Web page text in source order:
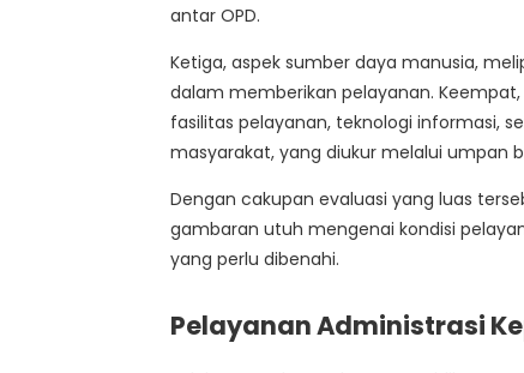
antar OPD.
Ketiga, aspek sumber daya manusia,
dalam memberikan pelayanan.
fasilitas pelayanan, teknologi informasi,
masyarakat, yang diukur melalui umpan
Dengan cakupan evaluasi yang luas
gambaran utuh mengenai kondisi
yang perlu dibenahi.
Pelayanan Administrasi